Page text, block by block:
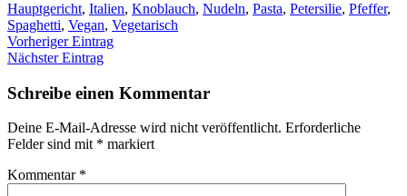
Hauptgericht, Italien, Knoblauch, Nudeln, Pasta, Petersilie, Pfeffer,
Spaghetti, Vegan, Vegetarisch
Vorheriger Eintrag
Nächster Eintrag
Schreibe einen Kommentar
Deine E-Mail-Adresse wird nicht veröffentlicht. Erforderliche
Felder sind mit * markiert
Kommentar *